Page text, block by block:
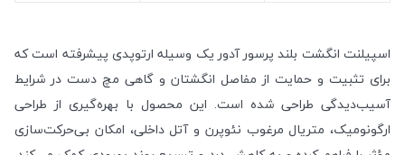
اسپیلنت انگشت بلند پرسور آدور یک وسیله ارتوپدی پیشرفته است که
برای تثبیت و حمایت از مفاصل انگشتان و گاهی مچ دست در شرایط
آسیب‌دیدگی طراحی شده است. این محصول با بهره‌گیری از طراحی
ارگونومیک، متریال مرغوب نئوپرن و آتل داخلی، امکان بی‌حرکت‌سازی